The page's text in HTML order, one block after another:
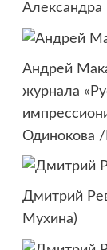
Андрей
журнала
Одинокова
Дмитрий
Мухина)